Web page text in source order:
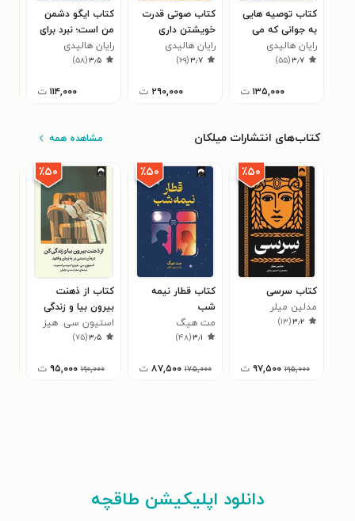
کتاب توصیه هایی
به جوانی که می
خواهد به جایی
برسد؛ در باب
رایان هالیدی
۳٫۷(۵۵)
۱۳۵,۰۰۰ ت
کتاب صوتی قدرت
خویشتن داری
رایان هالیدی
۳٫۷(۶۹)
۲۹۰,۰۰۰ ت
کتاب ایگو دشمن
من است؛ نبرد برای
تسلط بر بزرگ‌ترین
رقیب خود
رایان هالیدی
۳٫۵(۵۸)
۱۱۴,۰۰۰ ت
کتاب‌های انتشارات میلکان مشاهده همه
٪۵۰
کتاب سرسی
مدلین میلر
۳٫۲(۱۳)
۱۹۵,۰۰۰ ۹۷,۵۰۰ ت
٪۵۰
کتاب قطار نیمه
شب
مت هیگ
۳٫۱(۴۸)
۱۷۵,۰۰۰ ۸۷,۵۰۰ ت
٪۵۰
کتاب از ذهنت
بیرون بیا و زندگی
کن
استیون سی. هیز
۳٫۵(۷۵)
۱۹۰,۰۰۰ ۹۵,۰۰۰ ت
دانلود اپلیکیشن طاقچه